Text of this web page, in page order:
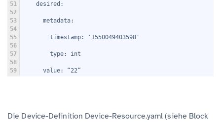
51
52
53
54
55
56
57
58
59
    desired:
      metadata:
        timestamp: '1550049403598'
        type: int
      value: “22”
Die Device-Definition Device-Resource.yaml (siehe Block